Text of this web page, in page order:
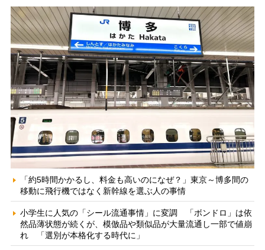
「約5時間かかるし、料金も高いのになぜ？」東京～博多間の
移動に飛行機ではなく新幹線を選ぶ人の事情
小学生に人気の「シール流通事情」に変調 「ボンドロ」は依
然品薄状態が続くが、模倣品や類似品が大量流通し一部で値崩
れ 「選別が本格化する時代に」